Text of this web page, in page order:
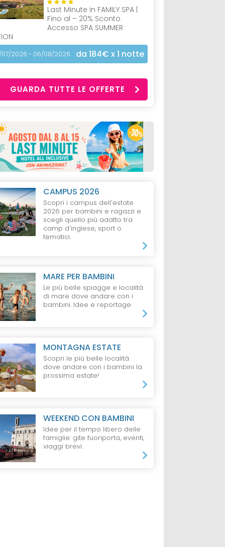
Last Minute in FAMILY SPA |
Fino al – 20% Sconto
Accesso SPA SUMMER
07/2026 - 06/08/2026 da 184€ x 1 notte
GUARDA TUTTE LE OFFERTE
CAMPUS 2026
Scopri i campus dell'estate
2026 per bambini e ragazzi e
scegli quello più adatto tra
camp d'inglese, sport o
tematici.
MARE PER BAMBINI
Le più belle spiagge e località
di mare dove andare con i
bambini. Idee e reportage.
MONTAGNA ESTATE
Scopri le più belle località
dove andare con i bambini la
prossima estate!
WEEKEND CON BAMBINI
Idee per il tempo libero delle
famiglie: gite fuoriporta, eventi,
viaggi brevi.